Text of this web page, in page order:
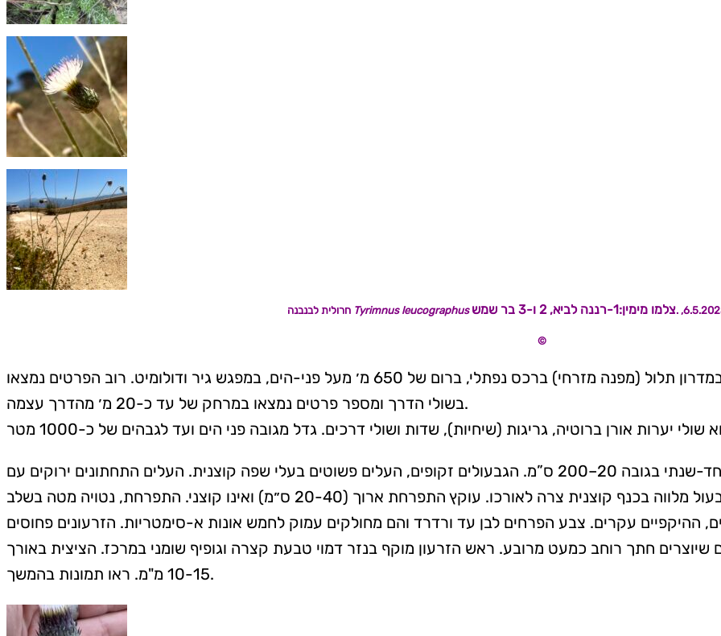
Tyrimnus leucographus
©
– האוכלוסייה נמצאה בשולי דרך נוף במדרון תלול (מפנה מזרחי) ברכס נפתלי, ברום של 650 מ׳ מעל פני-הים, במפגש גיר ודולומיט. רוב הפרטים נמצאו
בשולי הדרך ומספר פרטים נמצאו במרחק של עד כ-20 מ׳ מהדרך עצמה.
– המין חרולית לבנבנה הוא חד-שנתי בגובה 20–200 ס”מ. הגבעולים זקופים, העלים פשוטים בעלי שפה קוצנית. העלים התחתונים ירוקים עם
דוגמה לבנה (בדומה לגדילן מצוי וברקן סורי). הגבעול מלווה בכנף קוצנית צרה לאורכו. עוקץ התפרחת ארוך (20-40 ס״מ) ואינו קוצני. התפרחת, נטויה מטה בשלב
ההיקפיים עקרים. צבע הפרחים לבן עד ורדרד והם מחולקים עמוק לחמש אונות א-סימטריות. הזרעונים פחוסים
שיוצרים חתך רוחב כמעט מרובע. ראש הזרעון מוקף בנזר דמוי טבעת קצרה וגופיף שומני במרכז. הציצית באורך
10-15 מ"מ. ראו תמונות בהמשך.